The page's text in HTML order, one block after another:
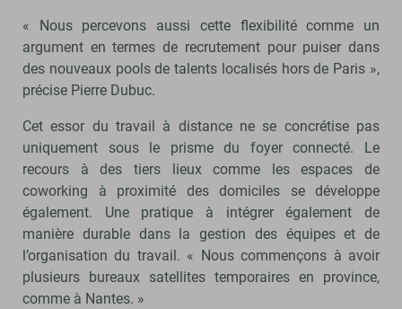
« Nous percevons aussi cette flexibilité comme un
argument en termes de recrutement pour puiser dans
des nouveaux pools de talents localisés hors de Paris »,
précise Pierre Dubuc.
Cet essor du travail à distance ne se concrétise pas
uniquement sous le prisme du foyer connecté. Le
recours à des tiers lieux comme les espaces de
coworking à proximité des domiciles se développe
également. Une pratique à intégrer également de
manière durable dans la gestion des équipes et de
l’organisation du travail. « Nous commençons à avoir
plusieurs bureaux satellites temporaires en province,
comme à Nantes. »